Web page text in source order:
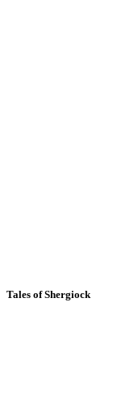
Tales of Shergiock